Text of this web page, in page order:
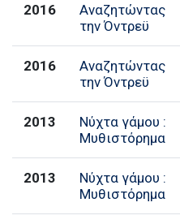
2016
Αναζητώντας
την Όντρεϋ
2016
Αναζητώντας
την Όντρεϋ
2013
Νύχτα γάμου :
Μυθιστόρημα
2013
Νύχτα γάμου :
Μυθιστόρημα